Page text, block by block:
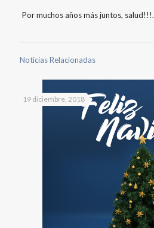
Por muchos años más juntos, salud!!!.
Noticias Relacionadas
19 diciembre, 2018